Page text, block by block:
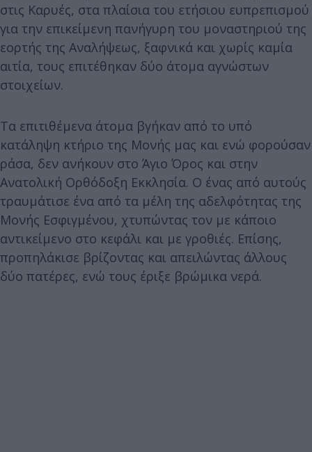
στις Καρυές, στα πλαίσια του ετήσιου ευπρεπισμού
για την επικείμενη πανήγυρη του μοναστηριού της
εορτής της Αναλήψεως, ξαφνικά και χωρίς καμία
αιτία, τους επιτέθηκαν δύο άτομα αγνώστων
στοιχείων.
Τα επιτιθέμενα άτομα βγήκαν από το υπό
κατάληψη κτήριο της Μονής μας και ενώ φορούσαν
ράσα, δεν ανήκουν στο Άγιο Όρος και στην
Ανατολική Ορθόδοξη Εκκλησία. Ο ένας από αυτούς
τραυμάτισε ένα από τα μέλη της αδελφότητας της
Μονής Εσφιγμένου, χτυπώντας τον με κάποιο
αντικείμενο στο κεφάλι και με γροθιές. Επίσης,
προπηλάκισε βρίζοντας και απειλώντας άλλους
δύο πατέρες, ενώ τους έριξε βρώμικα νερά.